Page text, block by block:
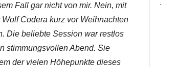
Fall gar nicht von mir. Nein, mit
Codera kurz vor Weihnachten
Die beliebte Session war restlos
stimmungsvollen Abend. Sie
der vielen Höhepunkte dieses